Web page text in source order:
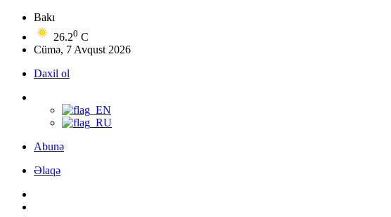
Bakı
26.20 C
Cümə, 7 Avqust 2026
Daxil ol
Abunə
Əlaqə